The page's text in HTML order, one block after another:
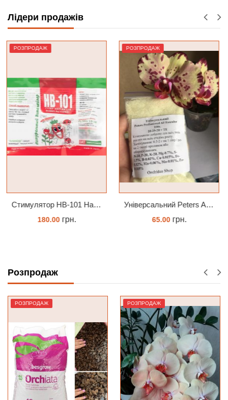
Лідери продажів
РОЗПРОДАЖ
65.00грн.
Лідер
239.45грн.
Розпродаж
РОЗПРОДАЖ РОЗПРОДАЖ